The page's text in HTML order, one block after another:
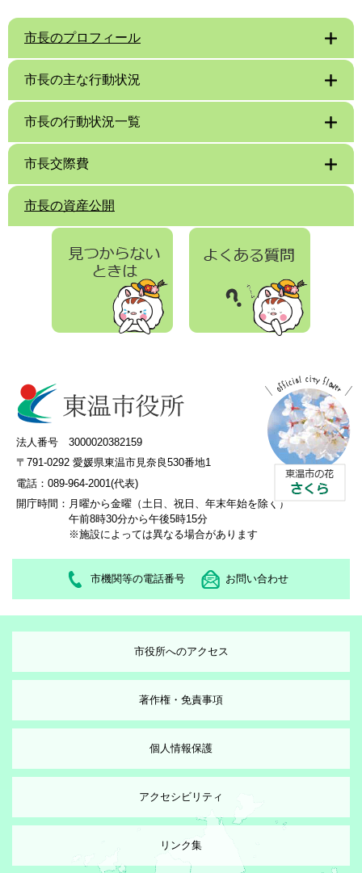
市長のプロフィール
市長の主な行動状況
市長の行動状況一覧
市長交際費
市長の資産公開
法人番号 3000020382159
〒791-0292 愛媛県東温市見奈良530番地1
電話：089-964-2001(代表)
開庁時間： 月曜から金曜（土日、祝日、年末年始を除く）
午前8時30分から午後5時15分
※施設によっては異なる場合があります
市機関等の電話番号 お問い合わせ
市役所へのアクセス
著作権・免責事項
個人情報保護
アクセシビリティ
リンク集